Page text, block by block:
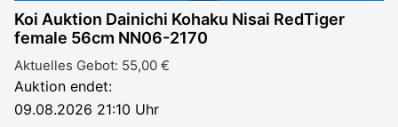
Koi Auktion Dainichi Kohaku Nisai RedTiger
female 56cm NN06-2170
Aktuelles Gebot: 55,00 €
Auktion endet:
09.08.2026 21:10 Uhr